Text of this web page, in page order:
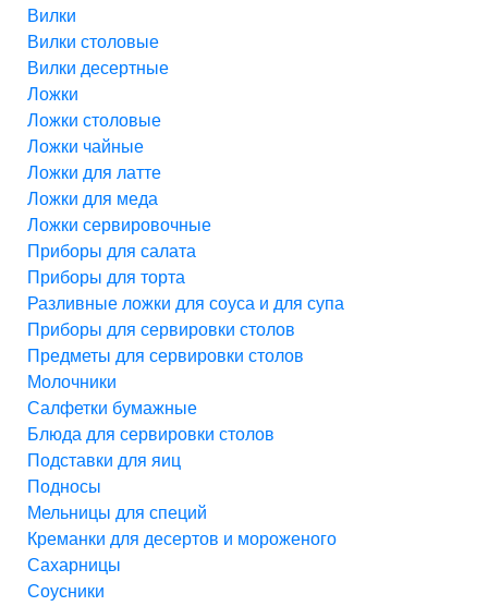
Вилки
Вилки столовые
Вилки десертные
Ложки
Ложки столовые
Ложки чайные
Ложки для латте
Ложки для меда
Ложки сервировочные
Приборы для салата
Приборы для торта
Разливные ложки для соуса и для супа
Приборы для сервировки столов
Предметы для сервировки столов
Молочники
Салфетки бумажные
Блюда для сервировки столов
Подставки для яиц
Подносы
Мельницы для специй
Креманки для десертов и мороженого
Сахарницы
Соусники